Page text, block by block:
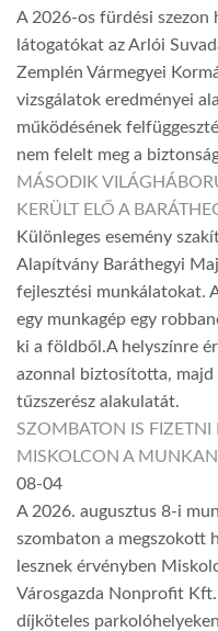
A 2026-os fürdési szezon
látogatókat az Arlói
Zemplén Vármegyei
vizsgálatok eredményei
működésének
nem felelt meg a
MÁSODIK
KERÜLT ELŐ A
Különleges esemény
Alapítvány Baráthegyi
fejlesztési munkálatokat.
egy munkagép egy
ki a földből.A helyszínre
azonnal biztosította,
tűzszerész alakulatát.
SZOMBATON IS FIZETNI
MISKOLCON A
08-04
A 2026. augusztus 8-i
szombaton a megszokott
lesznek érvényben
Városgazda Nonprofit
díjköteles